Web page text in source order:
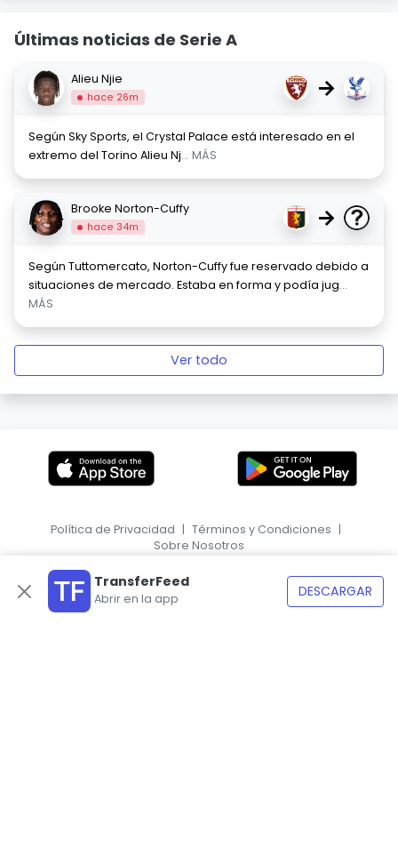
Últimas noticias de Serie A
Alieu Njie
hace 26m →
Según Sky Sports, el Crystal Palace está interesado en el
extremo del Torino Alieu Nj... MÁS
Brooke Norton-Cuffy
hace 34m →
Según Tuttomercato, Norton-Cuffy fue reservado debido a
situaciones de mercado. Estaba en forma y podía jug...
MÁS
Ver todo
TransferFeed
Abrir en la app DESCARGAR
Política de Privacidad | Términos y Condiciones |
Sobre Nosotros